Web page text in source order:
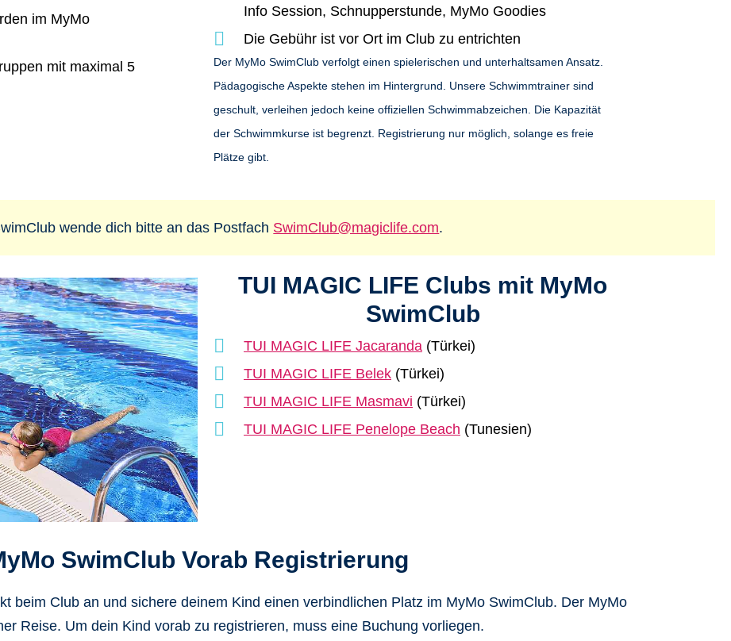
im MyMo
mit maximal 5
Info Session, Schnupperstunde, MyMo Goodies
Die Gebühr ist vor Ort im Club zu entrichten
Der MyMo SwimClub verfolgt einen spielerischen und unterhaltsamen Ansatz.
Pädagogische Aspekte stehen im Hintergrund. Unsere Schwimmtrainer sind
geschult, verleihen jedoch keine offiziellen Schwimmabzeichen. Die Kapazität
der Schwimmkurse ist begrenzt. Registrierung nur möglich, solange es freie
Plätze gibt.
wende dich bitte an das Postfach SwimClub@magiclife.com.
TUI MAGIC LIFE Clubs mit MyMo
SwimClub
TUI MAGIC LIFE Jacaranda (Türkei)
TUI MAGIC LIFE Belek (Türkei)
TUI MAGIC LIFE Masmavi (Türkei)
TUI MAGIC LIFE Penelope Beach (Tunesien)
SwimClub Vorab Registrierung
beim Club an und sichere deinem Kind einen verbindlichen Platz im MyMo SwimClub. Der MyMo
Reise. Um dein Kind vorab zu registrieren, muss eine Buchung vorliegen.